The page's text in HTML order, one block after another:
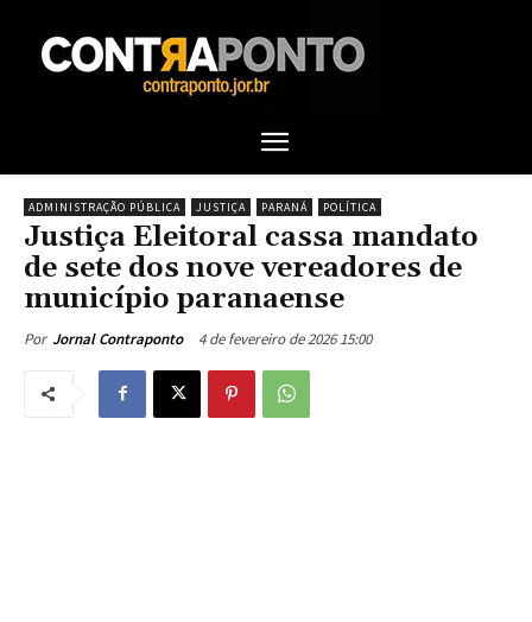
ADMINISTRAÇÃO PÚBLICA JUSTIÇA PARANÁ POLÍTICA
Justiça Eleitoral cassa mandato
de sete dos nove vereadores de
município paranaense
Por Jornal Contraponto 4 de fevereiro de 2026 15:00